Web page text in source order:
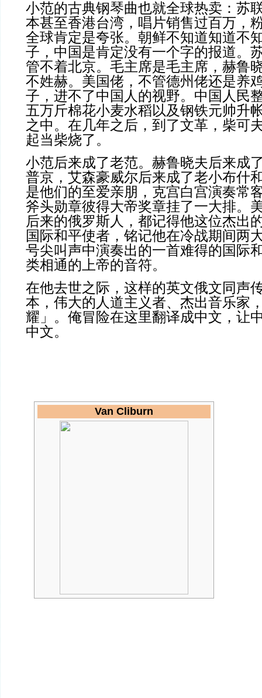
小范的古典钢琴曲也就全球热卖：苏
本甚至香港台湾，唱片销售过百万，
全球肯定是夸张。朝鲜不知道知道不
子，中国是肯定没有一个字的报道。
管不着北京。毛主席是毛主席，赫鲁
不姓赫。美国佬，不管德州佬还是养
子，进不了中国人的视野。中国人民
五万斤棉花小麦水稻以及钢铁元帅升
之中。在几年之后，到了文革，柴可
起当柴烧了。
小范后来成了老范。赫鲁晓夫后来成
普京，艾森豪威尔后来成了老小布什
是他们的至爱亲朋，克宫白宫演奏常
斧头勋章彼得大帝奖章挂了一大排。
后来的俄罗斯人，都记得他这位杰出
国际和平使者，铭记他在冷战期间两
号尖叫声中演奏出的一首难得的国际
类相通的上帝的音符。
在他去世之际，这样的英文俄文同声
本，伟大的人道主义者、杰出音乐家
耀」。俺冒险在这里翻译成中文，让
中文。
Van Cliburn